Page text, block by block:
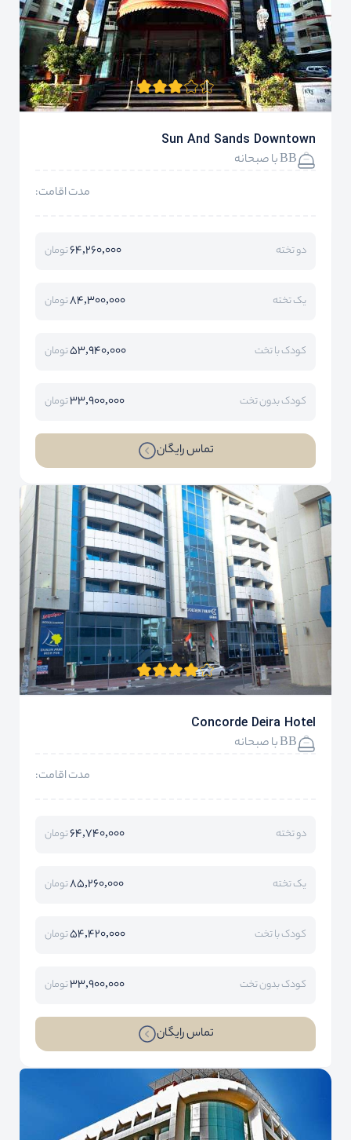
Sun And Sands Downtown
BB با صبحانه
مدت اقامت:
دو تخته 64,260,000تومان
یک تخته 84,300,000تومان
کودک با تخت 53,940,000تومان
کودک بدون تخت 33,900,000تومان
تماس رایگان
Concorde Deira Hotel
BB با صبحانه
مدت اقامت:
دو تخته 64,740,000تومان
یک تخته 85,260,000تومان
کودک با تخت 54,420,000تومان
کودک بدون تخت 33,900,000تومان
تماس رایگان